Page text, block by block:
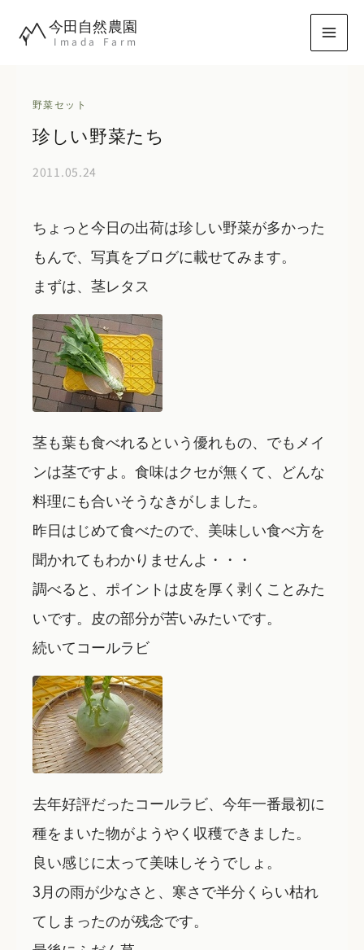
今田自然農園
Imada Farm
野菜セット
珍しい野菜たち
2011.05.24
ちょっと今日の出荷は珍しい野菜が多かった
もんで、写真をブログに載せてみます。
まずは、茎レタス
茎も葉も食べれるという優れもの、でもメイ
ンは茎ですよ。食味はクセが無くて、どんな
料理にも合いそうなきがしました。
昨日はじめて食べたので、美味しい食べ方を
聞かれてもわかりませんよ・・・
調べると、ポイントは皮を厚く剥くことみた
いです。皮の部分が苦いみたいです。
続いてコールラビ
去年好評だったコールラビ、今年一番最初に
種をまいた物がようやく収穫できました。
良い感じに太って美味しそうでしょ。
3月の雨が少なさと、寒さで半分くらい枯れ
てしまったのが残念です。